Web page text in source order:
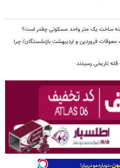
ساخت یک متر واحد مسکونی چقدر است؟
معوقات فروردین و اردیبهشت بازنشستگان/ چرا
تاریخی رسیدند